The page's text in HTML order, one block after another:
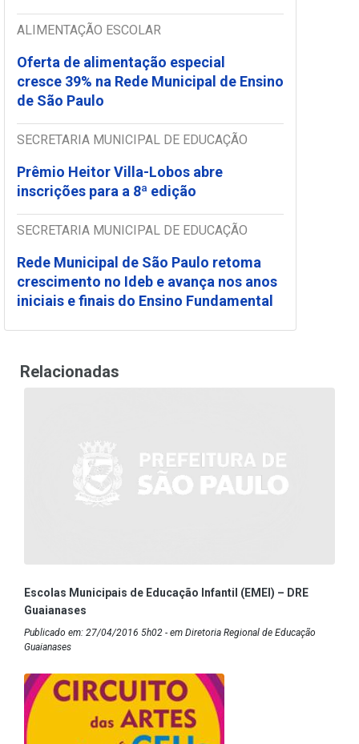
ALIMENTAÇÃO ESCOLAR
Oferta de alimentação especial
cresce 39% na Rede Municipal de Ensino
de São Paulo
SECRETARIA MUNICIPAL DE EDUCAÇÃO
Prêmio Heitor Villa-Lobos abre
inscrições para a 8ª edição
SECRETARIA MUNICIPAL DE EDUCAÇÃO
Rede Municipal de São Paulo retoma
crescimento no Ideb e avança nos anos
iniciais e finais do Ensino Fundamental
Relacionadas
Escolas Municipais de Educação Infantil (EMEI) – DRE
Guaianases
Publicado em: 27/04/2016 5h02 - em Diretoria Regional de Educação
Guaianases